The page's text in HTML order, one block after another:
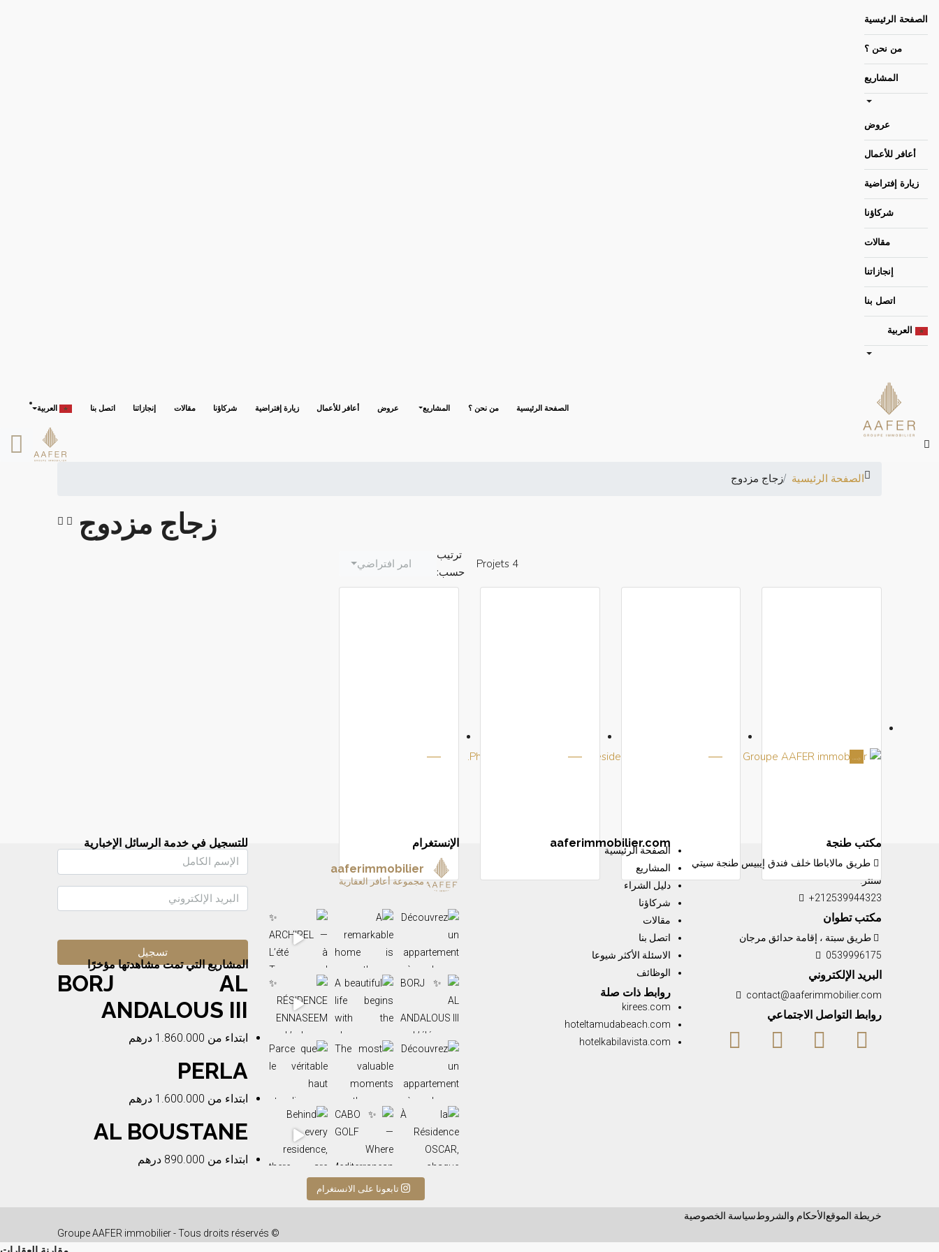
الصفحة الرئيسية
من نحن ؟
المشاريع
عروض
أعافر للأعمال
زيارة إفتراضية
شركاؤنا
مقالات
إنجازاتنا
اتصل بنا
العربية
الصفحة الرئيسية من نحن ؟ المشاريع عروض أعافر للأعمال زيارة إفتراضية شركاؤنا مقالات إنجازاتنا اتصل بنا العربية
الصفحة الرئيسية زجاج مزدوج
زجاج مزدوج
4 Projets
ترتيب
حسب:
امر افتراضي
مكتب طنجة
طريق مالاباطا خلف فندق إيبيس طنجة سيتي
سنتر.
+212539944323
مكتب تطوان
طريق سبتة ، إقامة حدائق مرجان
0539996175
البريد الإلكتروني
contact@aaferimmobilier.com
روابط التواصل الاجتماعي
aaferimmobilier.com
الصفحة الرئيسية
المشاريع
دليل الشراء
شركاؤنا
مقالات
اتصل بنا
الاسئلة الأكثر شيوعا
الوظائف
روابط ذات صلة
kirees.com
hoteltamudabeach.com
hotelkabilavista.com
الإنستغرام
aaferimmobilier
مجموعة أعافر العقارية
A remarkable home is more than a place to live—i
✨ BORJ AL ANDALOUS III — L’élégance au ser
A beautiful life begins with the place you call ho
The most valuable moments are the ones lived toget
Parce que le véritable haut standing ne se résum
Behind every residence, there are hands that build
تابعونا على الانستغرام
للتسجيل في خدمة الرسائل الإخبارية
المشاريع التي تمت مشاهدتها مؤخرًا
BORJ AL
ANDALOUS III
ابتداء من 1.860.000 درهم
PERLA
ابتداء من 1.600.000 درهم
AL BOUSTANE
ابتداء من 890.000 درهم
خريطة الموقعالأحكام والشروطسياسة الخصوصية
© Groupe AAFER immobilier - Tous droits réservés